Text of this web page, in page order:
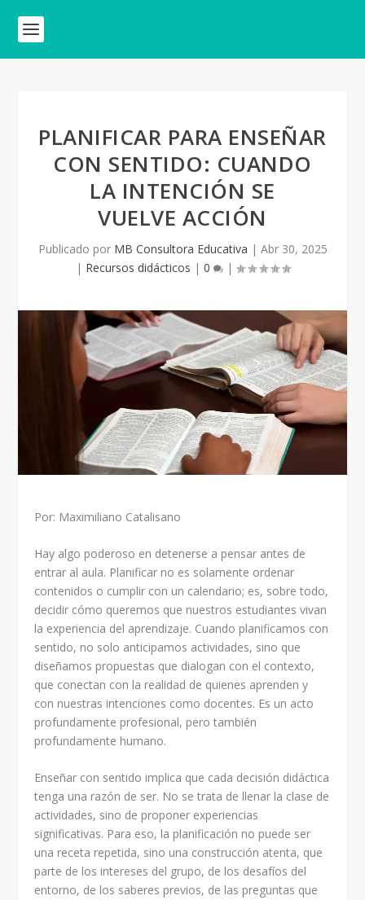
PLANIFICAR PARA ENSEÑAR
CON SENTIDO: CUANDO
LA INTENCIÓN SE
VUELVE ACCIÓN
Publicado por MB Consultora Educativa | Abr 30, 2025
| Recursos didácticos | 0 |
Por: Maximiliano Catalisano
Hay algo poderoso en detenerse a pensar antes de
entrar al aula. Planificar no es solamente ordenar
contenidos o cumplir con un calendario; es, sobre todo,
decidir cómo queremos que nuestros estudiantes vivan
la experiencia del aprendizaje. Cuando planificamos con
sentido, no solo anticipamos actividades, sino que
diseñamos propuestas que dialogan con el contexto,
que conectan con la realidad de quienes aprenden y
con nuestras intenciones como docentes. Es un acto
profundamente profesional, pero también
profundamente humano.
Enseñar con sentido implica que cada decisión didáctica
tenga una razón de ser. No se trata de llenar la clase de
actividades, sino de proponer experiencias
significativas. Para eso, la planificación no puede ser
una receta repetida, sino una construcción atenta, que
parte de los intereses del grupo, de los desafíos del
entorno, de los saberes previos, de las preguntas que